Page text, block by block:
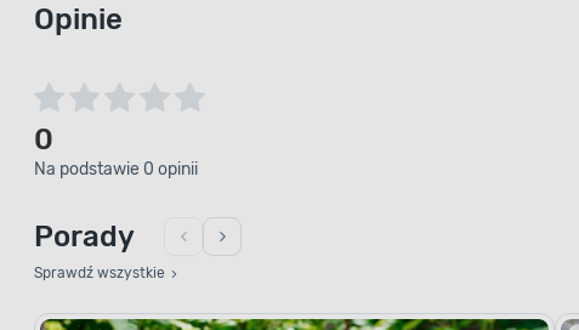
Opinie
0
Na podstawie 0 opinii
Porady
Sprawdź wszystkie